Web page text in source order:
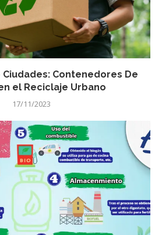
Contenedores De
el Reciclaje Urbano
17/11/2023